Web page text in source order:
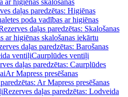
ar higiēnas skalošanas
daļas paredzētas: Higiēnas
poda vadības ar higiēnas
daļas paredzētas: Skalošanas
ar higiēnas skalošanas iekārtu
daļas paredzētas: Barošanas
ventiļiCaurplūdes ventiļi
daļas paredzētas: Caurplūdes
Ar Mapress presēšanas
Ar Mapress presēšanas
Rezerves daļas paredzētas: Lodveida